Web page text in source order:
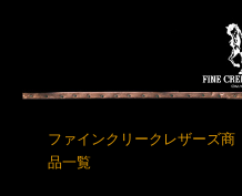
ファインクリークレザーズ商
品一覧